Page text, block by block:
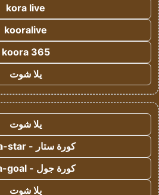
kora live
kooralive
koora 365
يلا شوت
يلا شوت
كورة ستار - koora-star
كورة جول - koora-goal
يلا شوت